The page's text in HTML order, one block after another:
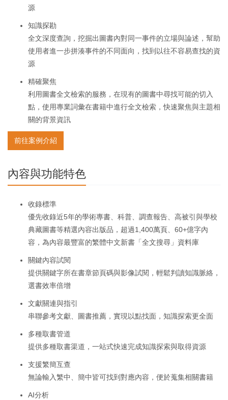
源
知識探勘
全文深度查詢，挖掘出圖書內對同一事件的立場與論述，幫助
使用者進一步拼湊事件的不同面向，找到以往不容易查找的資
源
精確聚焦
利用圖書全文檢索的服務，在現有的圖書中尋找可能的切入
點，使用專業詞彙在書籍中進行全文檢索，快速聚焦與主題相
關的背景資訊
前往案例介紹
內容與功能特色
收錄標準
優先收錄近5年的學術專書、科普、調查報告、高被引與學校
典藏圖書等精選內容出版品，超過1,400萬頁、60+億字內
容，為內容最豐富的繁體中文新書「全文搜尋」資料庫
關鍵內容試閱
提供關鍵字所在書章節頁碼與影像試閱，輕鬆判讀知識脈絡，
選書效率倍增
文獻關連與指引
串聯參考文獻、圖書推薦，實現以點找面，知識探索更全面
多種取書管道
提供多種取書渠道，一站式快速完成知識探索與取得資源
支援繁簡互查
無論輸入繁中、簡中皆可找到對應內容，便於蒐集相關書籍
AI分析